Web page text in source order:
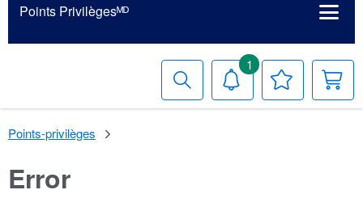
Points Privilègesᴹᴰ
RechercheAvis
1
Votre
de
Points-privilèges
Error